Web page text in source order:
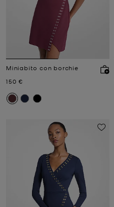
Miniabito con borchie
Prezzo attuale
150 €